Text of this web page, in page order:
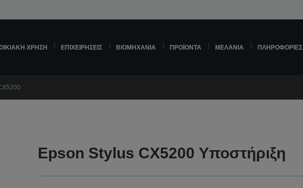
ΧΡΉΣΗ ΕΠΙΧΕΙΡΉΣΕΙΣ ΒΙΟΜΗΧΑΝΊΑ ΠΡΟΪΌΝΤΑ ΜΕΛΆΝΙΑ ΠΛΗΡΟΦΟΡΊΕΣ
Epson Stylus CX5200 Υποστήριξη